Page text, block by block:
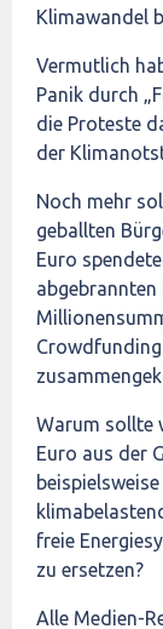
Klimawandel
Vermutlich
Panik durch
die Proteste
der
Noch mehr
geballten
Euro
Warum sollte
Euro aus der
freie
zu ersetzen?
Alle Medien-